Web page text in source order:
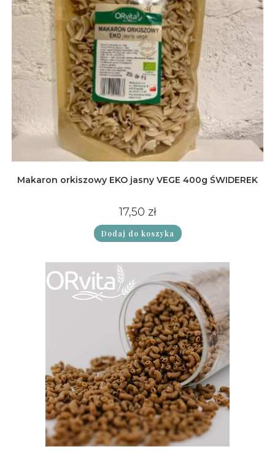
Makaron orkiszowy EKO jasny VEGE 400g ŚWIDEREK
17,50 zł
Dodaj do koszyka